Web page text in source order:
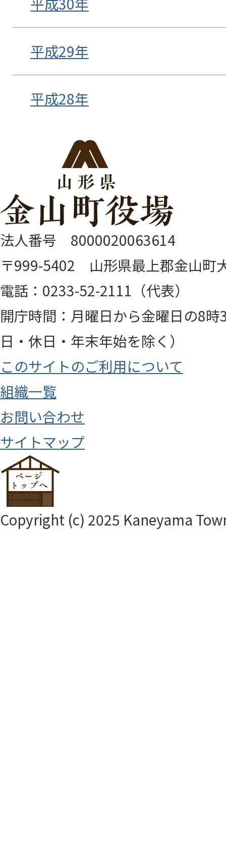
平成29年
平成28年
法人番号 8000020063614
〒999-5402 山形県最上郡金山町
電話：0233-52-2111（代表）
開庁時間：月曜日から金曜日の8
日・休日・年末年始を除く）
このサイトのご利用について
組織一覧
お問い合わせ
サイトマップ
Copyright (c) 2025 Kaneyama